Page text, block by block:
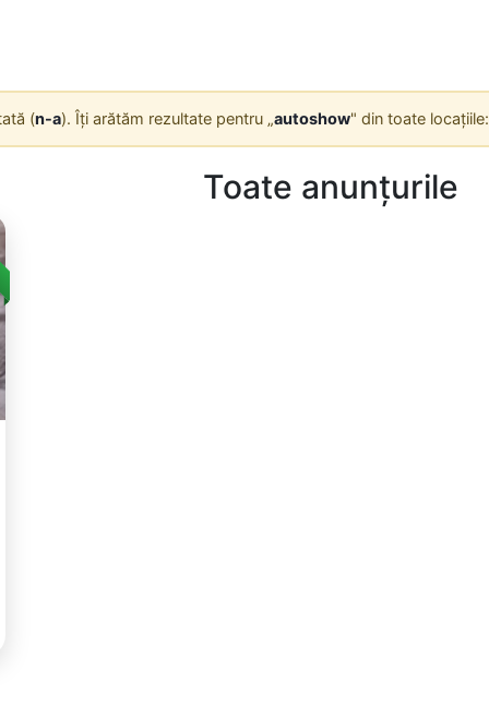
(n-a). Îți arătăm rezultate pentru „autoshow" din toate locațiile:
Toate anunțurile